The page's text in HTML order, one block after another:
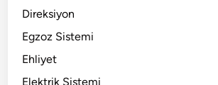
Direksiyon
Egzoz Sistemi
Ehliyet
Elektrik Sistemi